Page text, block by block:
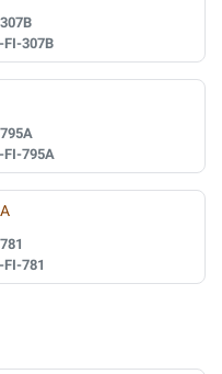
307B
FI-307B
795A
FI-795A
781
FI-781